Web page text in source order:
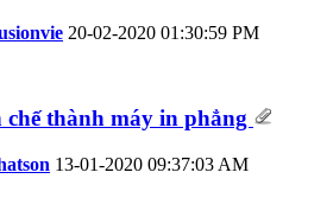
20-02-2020 01:30:59 PM
thành máy in phẳng
13-01-2020 09:37:03 AM